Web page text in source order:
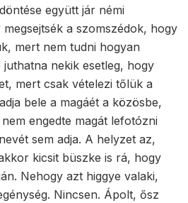
együtt jár némi
a szomszédok, hogy
mert nem tudni hogyan
nekik esetleg, hogy
mert csak vételezi tőlük a
bele a magáét a közösbe,
engedte magát lefotózni
sem adja. A helyzet az,
kicsit büszke is rá, hogy
Nehogy azt higgye valaki,
Nincsen. Ápolt, ősz